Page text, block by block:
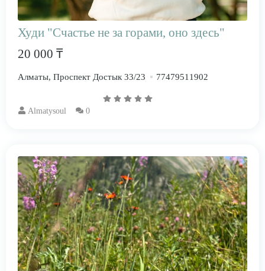
Худи "Счастье не за горами, оно здесь"
20 000 ₸
Алматы, Проспект Достык 33/23 77479511902
Almatysoul 0